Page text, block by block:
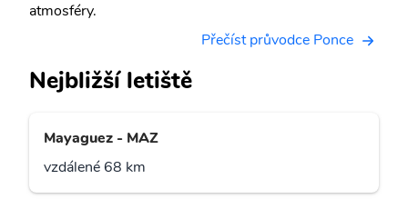
atmosféry.
Přečíst průvodce Ponce
Nejbližší letiště
Mayaguez - MAZ
vzdálené 68 km